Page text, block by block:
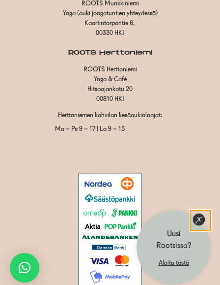
ROOTS Munkkiniemi
Yoga (auki joogatuntien yhteydessä)
Kaartintorpantie 6,
00330 HKI
ROOTS Herttoniemi
ROOTS Herttoniemi
Yoga & Café
Hitsaajankatu 20
00810 HKI
Herttoniemen kahvilan kesäaukioloajat:
Ma – Pe 9 – 17 | La 9 – 15
Uusi
Rootsissa?
Aloita tästä